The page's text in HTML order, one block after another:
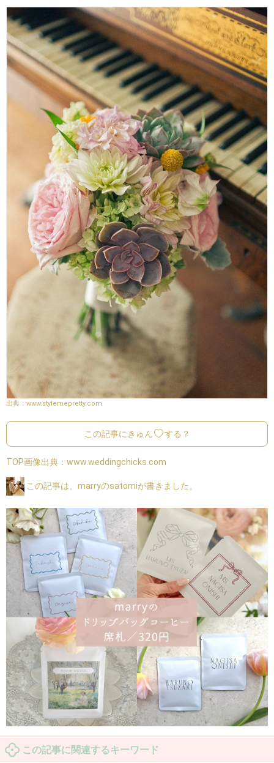
www.stylemepretty.com
この記事にきゅん する？
TOP画像出典： www.weddingchicks.com
この記事は、marryのsatomiが書きました。
この記事に関連するキーワード